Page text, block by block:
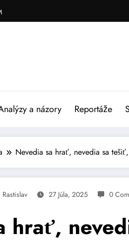
a názory Reportáže
Nevedia sa hrať, nevedia sa
Rastislav 27 Júla, 2025 0
hrať,